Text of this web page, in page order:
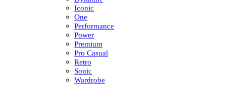
Iconic
One
Performance
Power
Premium
Pro Casual
Retro
Sonic
Wardrobe